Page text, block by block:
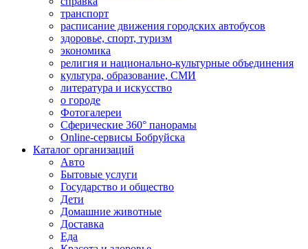
транспорт
расписание движения городских автобусов
здоровье, спорт, туризм
экономика
религия и национально-культурные объединения
культура, образование, СМИ
литература и искусство
о городе
Фотогалереи
Сферические 360° панорамы
Online-сервисы Бобруйска
Каталог организаций
Авто
Бытовые услуги
Государство и общество
Дети
Домашние животные
Доставка
Еда